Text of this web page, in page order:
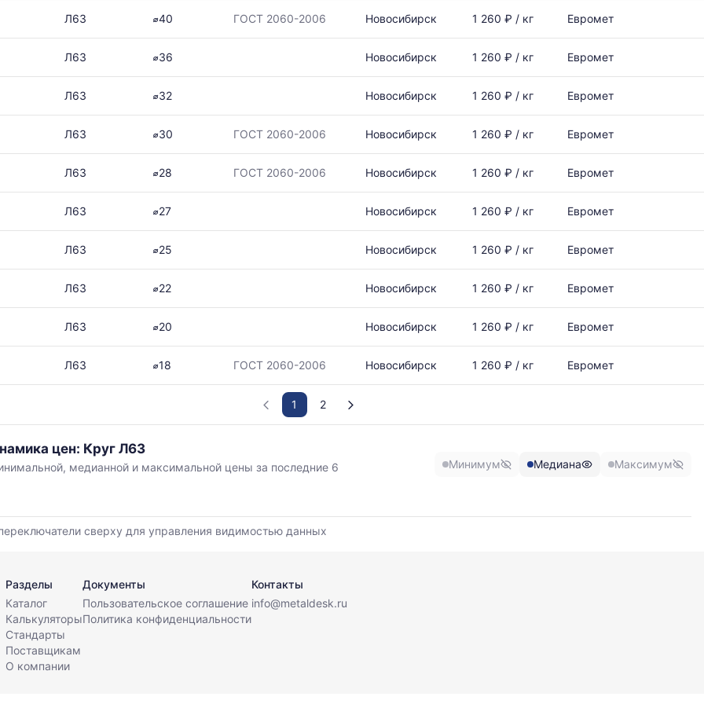
Л63 ⌀40 ГОСТ 2060-2006 Новосибирск 1 260 ₽ / кг Евромет
Л63 ⌀36 Новосибирск 1 260 ₽ / кг Евромет
Л63 ⌀32 Новосибирск 1 260 ₽ / кг Евромет
Л63 ⌀30 ГОСТ 2060-2006 Новосибирск 1 260 ₽ / кг Евромет
Л63 ⌀28 ГОСТ 2060-2006 Новосибирск 1 260 ₽ / кг Евромет
Л63 ⌀27 Новосибирск 1 260 ₽ / кг Евромет
Л63 ⌀25 Новосибирск 1 260 ₽ / кг Евромет
Л63 ⌀22 Новосибирск 1 260 ₽ / кг Евромет
Л63 ⌀20 Новосибирск 1 260 ₽ / кг Евромет
Л63 ⌀18 ГОСТ 2060-2006 Новосибирск 1 260 ₽ / кг Евромет
1 2
цен: Круг Л63
медианной и максимальной цены за последние 6
Минимум Медиана Максимум
сверху для управления видимостью данных
Разделы
Каталог
Калькуляторы
Стандарты
Поставщикам
О компании
Документы
Пользовательское соглашение
Политика конфиденциальности
Контакты
info@metaldesk.ru